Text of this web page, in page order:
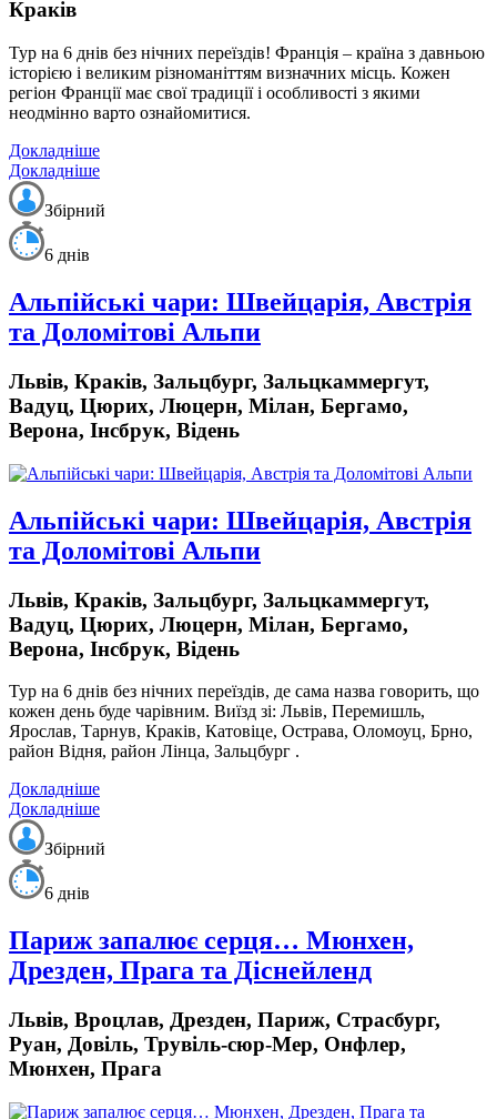
Краків
Тур на 6 днів без нічних переїздів! Франція – країна з давньою
історією і великим різноманіттям визначних місць. Кожен
регіон Франції має свої традиції і особливості з якими
неодмінно варто ознайомитися.
Докладніше
Докладніше
Збірний
6 днів
Альпійські чари: Швейцарія, Австрія
та Доломітові Альпи
Львів, Краків, Зальцбург, Зальцкаммергут,
Вадуц, Цюрих, Люцерн, Мілан, Бергамо,
Верона, Інсбрук, Відень
Альпійські чари: Швейцарія, Австрія
та Доломітові Альпи
Львів, Краків, Зальцбург, Зальцкаммергут,
Вадуц, Цюрих, Люцерн, Мілан, Бергамо,
Верона, Інсбрук, Відень
Тур на 6 днів без нічних переїздів, де сама назва говорить, що
кожен день буде чарівним. Виїзд зі: Львів, Перемишль,
Ярослав, Тарнув, Краків, Катовіце, Острава, Оломоуц, Брно,
район Відня, район Лінца, Зальцбург .
Докладніше
Докладніше
Збірний
6 днів
Париж запалює серця… Мюнхен,
Дрезден, Прага та Діснейленд
Львів, Вроцлав, Дрезден, Париж, Страсбург,
Руан, Довіль, Трувіль-сюр-Мер, Онфлер,
Мюнхен, Прага